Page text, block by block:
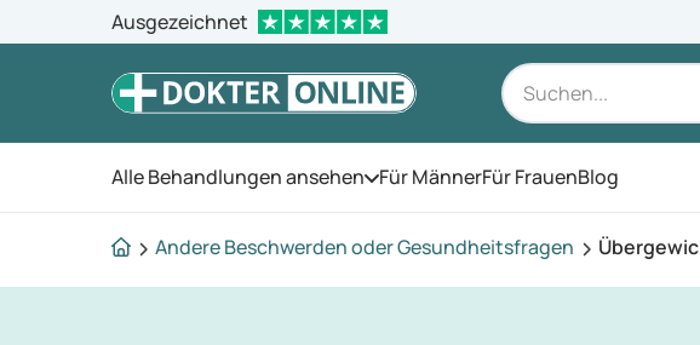
Ausgezeichnet
Alle Behandlungen ansehen Öffnen Sie das Menü
Für MännerFür FrauenBlog
Andere Beschwerden oder Gesundheitsfragen